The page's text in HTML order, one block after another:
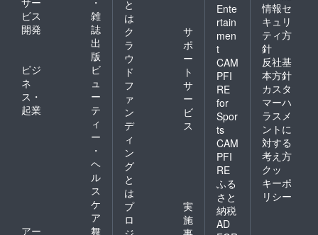
or黒）
長さ：
74cm
・ケー
ス（イ
ンディ
ゴデニ
ム） サ
イズ：
折りた
時 縦
130mm
120mm
厚さ
25mm
できま
す。 ・
Refill：
無地50
枚（１
枚目の
み柄が
入り）※
色は、
何が届
くかお
楽しみ
です。
・Neck
strap ４
つ打ち
レザー
や竹
100%か
ら作ら
「竹紙
100」
等々、
店頭で
も人気
の紙か
ら選ば
せて頂
きま
す。 見
た目の
インパ
クトと
機能性
す。 返
礼品
ノート
の中用
紙は、
在庫状
況によ
り変更
します
ことを
ご了承
くださ
い。 程
よい滑
らかさ
の「OK
フール
ス紙」
ビス
開発
雑
誌
出
版
ビジ
ネ
ス・
起業
ビ
ュ
ー
テ
ィ
ー
・
ヘ
ル
ス
ケ
ア
アー
舞
と
は
ク
ラ
ウ
ド
フ
ァ
ン
デ
ィ
ン
グ
と
は
サ
ポ
ー
ト
サ
ー
ビ
ス
プ
ロ
実
施
Ente
rtain
men
t
CAM
PFI
RE
for
Spor
ts
CAM
PFI
RE
ふる
さと
納税
AD
情報セ
キュリ
ティ方
針
反社基
本方針
カスタ
マーハ
ラスメ
ントに
対する
考え方
クッ
キーポ
リシー